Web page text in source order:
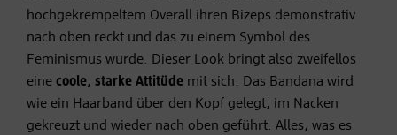
hochgekrempeltem Overall ihren Bizeps demonstrativ
nach oben reckt und das zu einem Symbol des
Feminismus wurde. Dieser Look bringt also zweifellos
eine coole, starke Attitüde mit sich. Das Bandana wird
wie ein Haarband über den Kopf gelegt, im Nacken
gekreuzt und wieder nach oben geführt. Alles, was es